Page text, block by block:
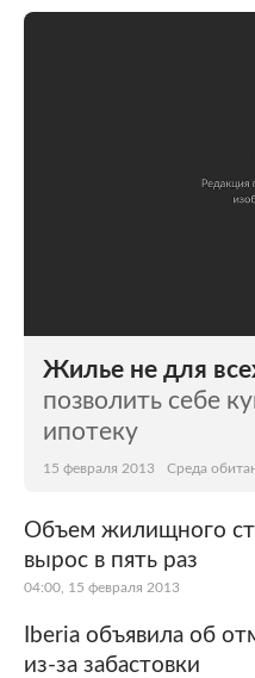
Жилье не для
позволить себе
ипотеку
15 февраля 2013 Среда
Объем жилищного
вырос в пять раз
04:00, 15 февраля 2013
Iberia объявила об
из-за забастовки